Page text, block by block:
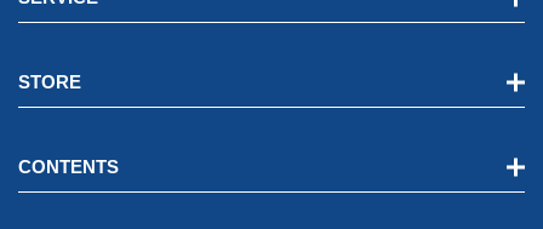
STORE
CONTENTS